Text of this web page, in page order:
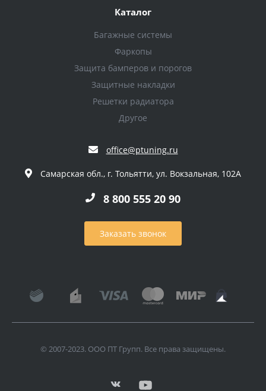
Каталог
Багажные системы
Фаркопы
Защита бамперов и порогов
Защитные накладки
Решетки радиатора
Другое
office@ptuning.ru
Самарская обл., г. Тольятти, ул. Вокзальная, 102А
8 800 555 20 90
Заказать звонок
© 2007-2023. ООО ПТ Групп. Все права защищены.